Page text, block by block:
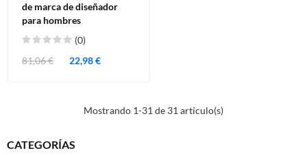
de marca de diseñador
para hombres
(0)
81,06 €
22,98 €
Mostrando 1-31 de 31 artículo(s)
CATEGORÍAS